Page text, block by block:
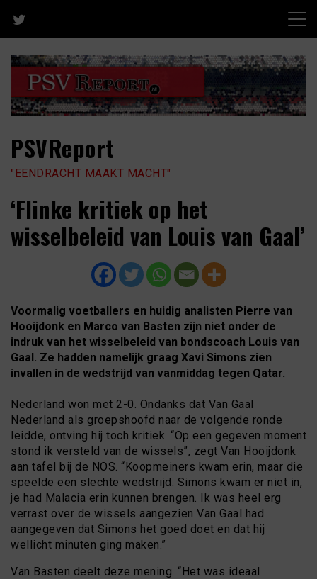
content
PSVReport
"EENDRACHT MAAKT MACHT"
‘Flinke kritiek op het
wisselbeleid van Louis van Gaal’
Voormalig voetballers en huidig analisten Pierre van
Hooijdonk en Marco van Basten zijn niet onder de
indruk van het wisselbeleid van bondscoach Louis van
Gaal. Ze hadden namelijk graag Xavi Simons zien
invallen in de wedstrijd van vanmiddag tegen Qatar.
Nederland won met 2-0. Ondanks dat Van Gaal
Nederland als groepshoofd naar de volgende ronde
leidde, ontving hij toch kritiek. “Op een gegeven moment
stond ik versteld van de wissels”, zegt Van Hooijdonk
aan tafel bij de NOS. “Koopmeiners kwam erin, maar die
speelde een slechte wedstrijd. Simons kwam er niet in,
je had Malacia erin kunnen brengen. Ik was heel erg
verrast over de wissels aangezien Van Gaal had
aangegeven dat Simons het goed doet en dat hij
wellicht minuten ging maken.”
Van Basten deelt deze mening. “Het was ideaal